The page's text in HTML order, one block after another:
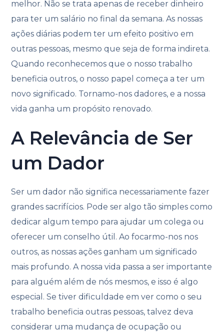
melhor. Não se trata apenas de receber dinheiro
para ter um salário no final da semana. As nossas
ações diárias podem ter um efeito positivo em
outras pessoas, mesmo que seja de forma indireta.
Quando reconhecemos que o nosso trabalho
beneficia outros, o nosso papel começa a ter um
novo significado. Tornamo-nos dadores, e a nossa
vida ganha um propósito renovado.
A Relevância de Ser
um Dador
Ser um dador não significa necessariamente fazer
grandes sacrifícios. Pode ser algo tão simples como
dedicar algum tempo para ajudar um colega ou
oferecer um conselho útil. Ao focarmo-nos nos
outros, as nossas ações ganham um significado
mais profundo. A nossa vida passa a ser importante
para alguém além de nós mesmos, e isso é algo
especial. Se tiver dificuldade em ver como o seu
trabalho beneficia outras pessoas, talvez deva
considerar uma mudança de ocupação ou